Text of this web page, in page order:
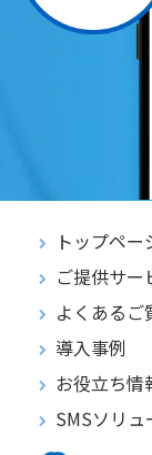
トップペー
ご提供サー
よくあるご
導入事例
お役立ち情
SMSソリ